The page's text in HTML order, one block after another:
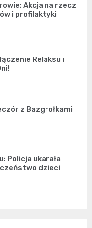
Akcja na rzecz
i profilaktyki
Relaksu i
z Bazgrołkami
Policja ukarała
dzieci